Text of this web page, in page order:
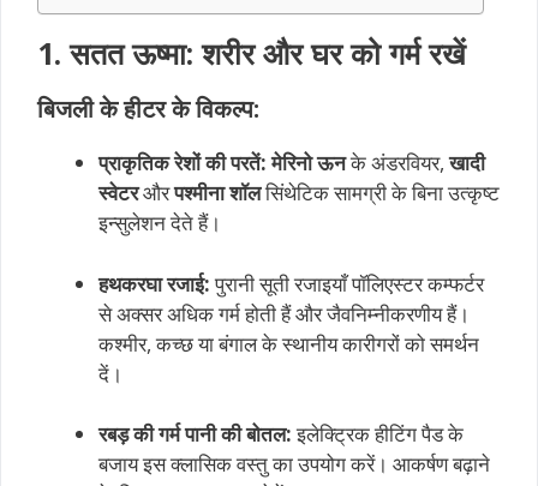
1. सतत ऊष्मा: शरीर और घर को गर्म रखें
बिजली के हीटर के विकल्प:
प्राकृतिक रेशों की परतें: मेरिनो ऊनके अंडरवियर,खादी
स्वेटरऔरपश्मीना शॉलसिंथेटिक सामग्री के बिना उत्कृष्ट
इन्सुलेशन देते हैं।
हथकरघा रजाई:पुरानी सूती रजाइयाँ पॉलिएस्टर कम्फर्टर
से अक्सर अधिक गर्म होती हैं और जैवनिम्नीकरणीय हैं।
कश्मीर, कच्छ या बंगाल के स्थानीय कारीगरों को समर्थन
दें।
रबड़ की गर्म पानी की बोतल:इलेक्ट्रिक हीटिंग पैड के
बजाय इस क्लासिक वस्तु का उपयोग करें। आकर्षण बढ़ाने